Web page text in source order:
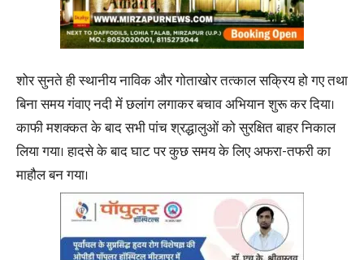
शोर सुनते ही स्थानीय नाविक और गोताखोर तत्काल सक्रिय हो गए तथा
बिना समय गंवाए नदी में छलांग लगाकर बचाव अभियान शुरू कर दिया।
काफी मशक्कत के बाद सभी पांच श्रद्धालुओं को सुरक्षित बाहर निकाल
लिया गया। हादसे के बाद घाट पर कुछ समय के लिए अफरा-तफरी का
माहौल बन गया।